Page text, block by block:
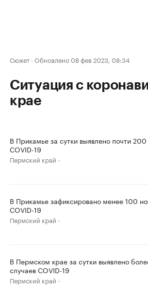
Сюжет · Обновлено 08 фев 2023, 08:34
Ситуация с
крае
В Прикамье за сутки выявлено почти
COVID-19
Пермский край
В Прикамье зафиксировано менее 100
COVID-19
Пермский край
В Пермском крае за сутки выявлено
случаев COVID-19
Пермский край